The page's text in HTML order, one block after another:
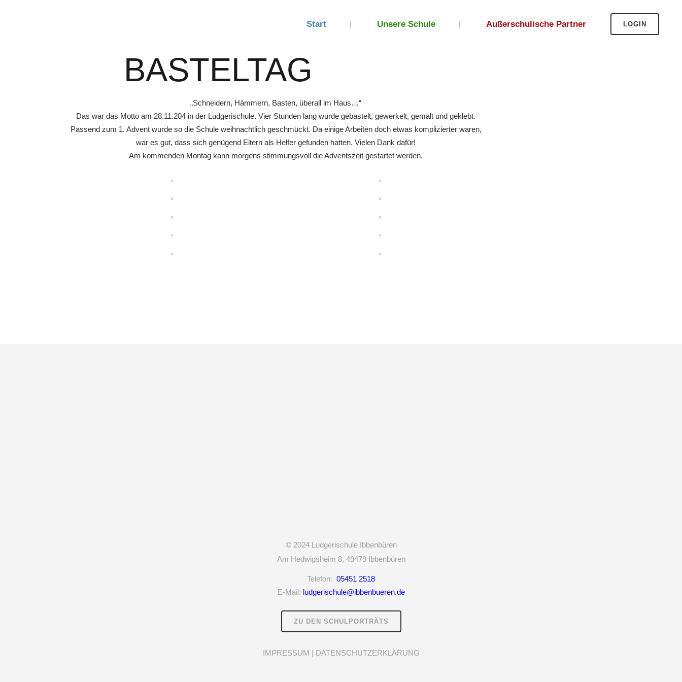
LOGIN
Start Unsere Schule Außerschulische Partner
BASTELTAG
„Schneidern, Hämmern, Basten, überall im Haus…“
Das war das Motto am 28.11.204 in der Ludgerischule. Vier Stunden lang wurde gebastelt, gewerkelt, gemalt und geklebt.
Passend zum 1. Advent wurde so die Schule weihnachtlich geschmückt. Da einige Arbeiten doch etwas komplizierter waren,
war es gut, dass sich genügend Eltern als Helfer gefunden hatten. Vielen Dank dafür!
Am kommenden Montag kann morgens stimmungsvoll die Adventszeit gestartet werden.
© 2024 Ludgerischule Ibbenbüren
Am Hedwigsheim 8, 49479 Ibbenbüren
Telefon: 05451 2518
E-Mail: ludgerischule@ibbenbueren.de
ZU DEN SCHULPORTRÄTS
IMPRESSUM | DATENSCHUTZERKLÄRUNG